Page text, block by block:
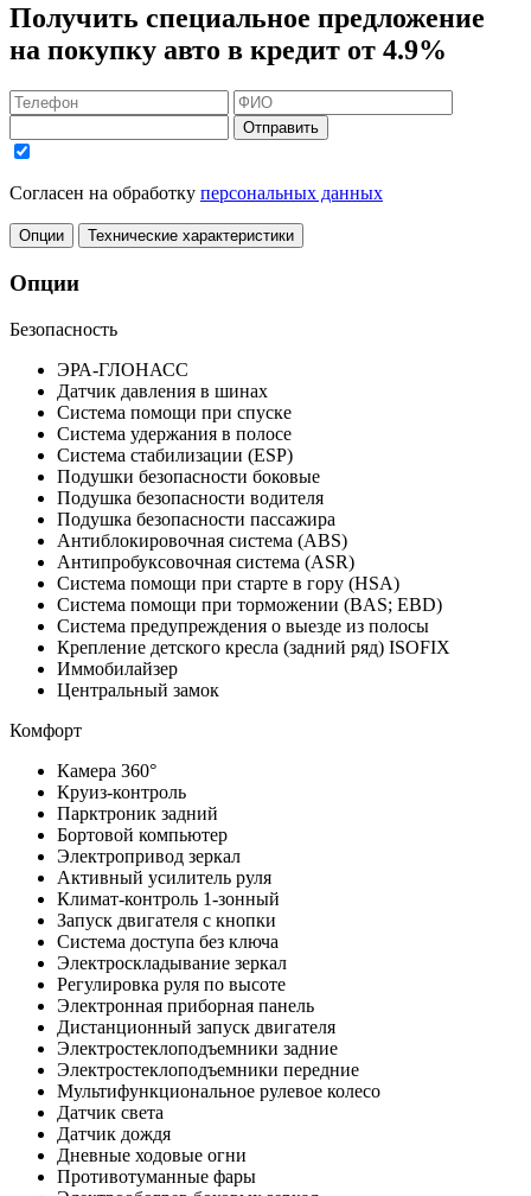
Получить специальное предложение
на покупку авто в кредит от 4.9%
Отправить
Согласен на обработку персональных данных
Опции Технические характеристики
Опции
Безопасность
ЭРА-ГЛОНАСС
Датчик давления в шинах
Система помощи при спуске
Система удержания в полосе
Система стабилизации (ESP)
Подушки безопасности боковые
Подушка безопасности водителя
Подушка безопасности пассажира
Антиблокировочная система (ABS)
Антипробуксовочная система (ASR)
Система помощи при старте в гору (HSA)
Система помощи при торможении (BAS; EBD)
Система предупреждения о выезде из полосы
Крепление детского кресла (задний ряд) ISOFIX
Иммобилайзер
Центральный замок
Комфорт
Камера 360°
Круиз-контроль
Парктроник задний
Бортовой компьютер
Электропривод зеркал
Активный усилитель руля
Климат-контроль 1-зонный
Запуск двигателя с кнопки
Система доступа без ключа
Электроскладывание зеркал
Регулировка руля по высоте
Электронная приборная панель
Дистанционный запуск двигателя
Электростеклоподъемники задние
Электростеклоподъемники передние
Мультифункциональное рулевое колесо
Датчик света
Датчик дождя
Дневные ходовые огни
Противотуманные фары